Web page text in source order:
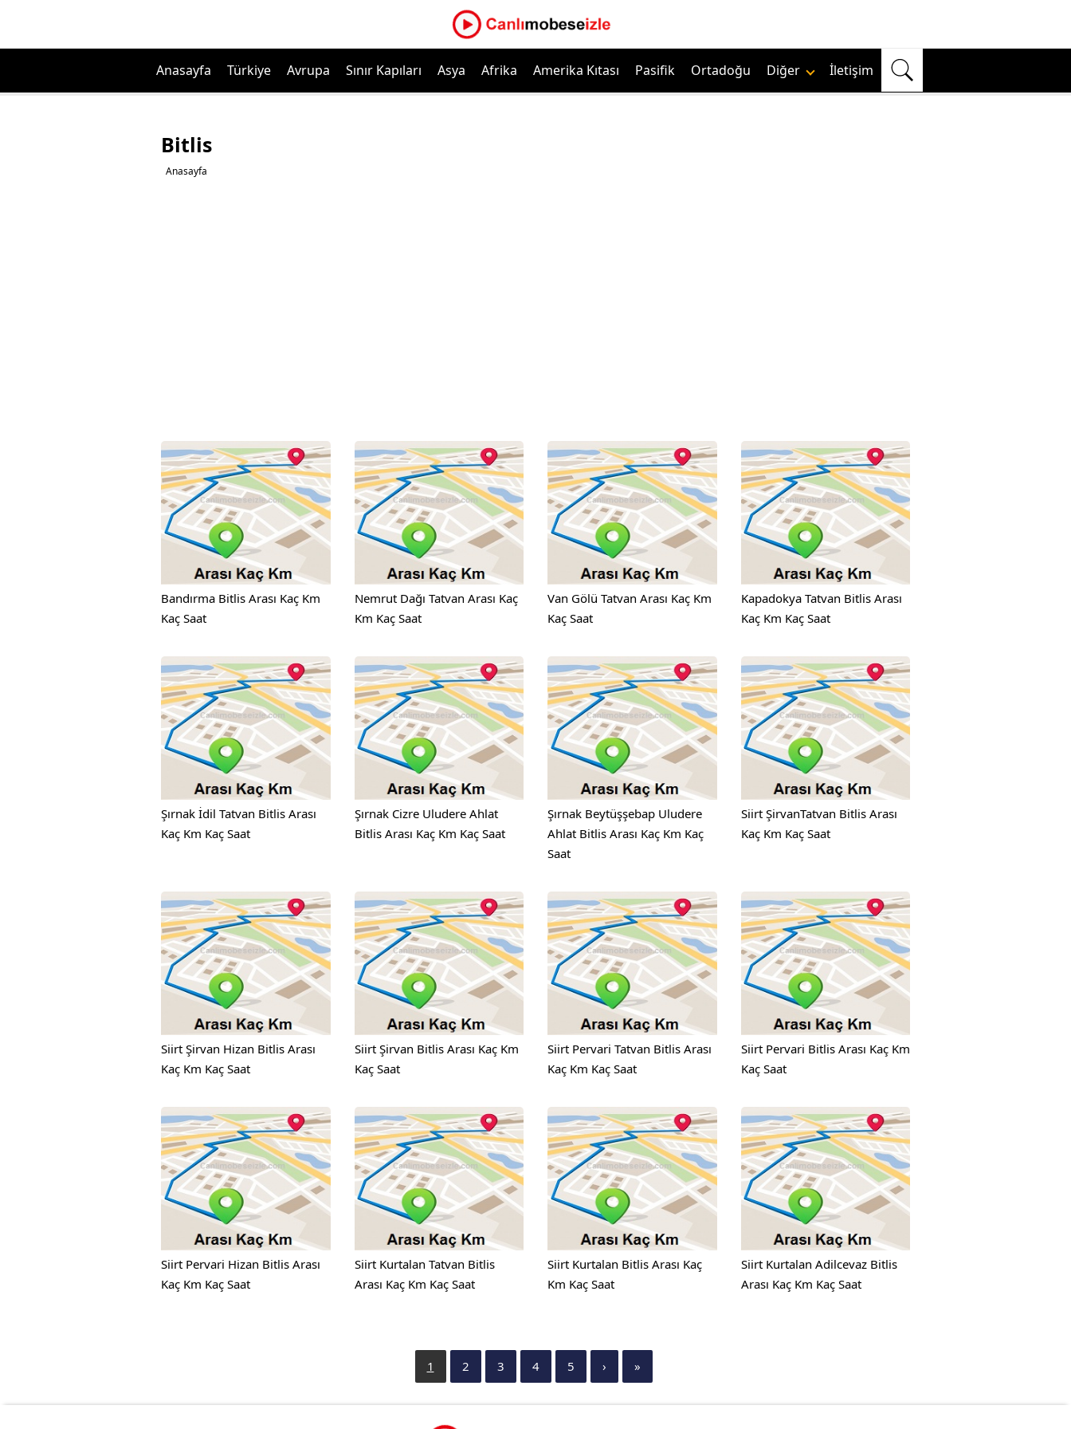
Anasayfa Türkiye Avrupa Sınır Kapıları Asya Afrika Amerika Kıtası Pasifik Ortadoğu Diğer İletişim
Bitlis
Anasayfa
Bandırma Bitlis Arası Kaç Km
Kaç Saat
Nemrut Dağı Tatvan Arası Kaç
Km Kaç Saat
Van Gölü Tatvan Arası Kaç Km
Kaç Saat
Kapadokya Tatvan Bitlis Arası
Kaç Km Kaç Saat
Şırnak İdil Tatvan Bitlis Arası
Kaç Km Kaç Saat
Şırnak Cizre Uludere Ahlat
Bitlis Arası Kaç Km Kaç Saat
Şırnak Beytüşşebap Uludere
Ahlat Bitlis Arası Kaç Km Kaç
Saat
Siirt ŞirvanTatvan Bitlis Arası
Kaç Km Kaç Saat
Siirt Şirvan Hizan Bitlis Arası
Kaç Km Kaç Saat
Siirt Şirvan Bitlis Arası Kaç Km
Kaç Saat
Siirt Pervari Tatvan Bitlis Arası
Kaç Km Kaç Saat
Siirt Pervari Bitlis Arası Kaç Km
Kaç Saat
Siirt Pervari Hizan Bitlis Arası
Kaç Km Kaç Saat
Siirt Kurtalan Tatvan Bitlis
Arası Kaç Km Kaç Saat
Siirt Kurtalan Bitlis Arası Kaç
Km Kaç Saat
Siirt Kurtalan Adilcevaz Bitlis
Arası Kaç Km Kaç Saat
1 2 3 4 5 › »